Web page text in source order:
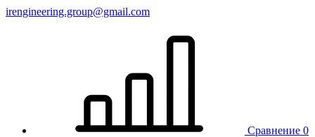
irengineering.group@gmail.com
Сравнение 0